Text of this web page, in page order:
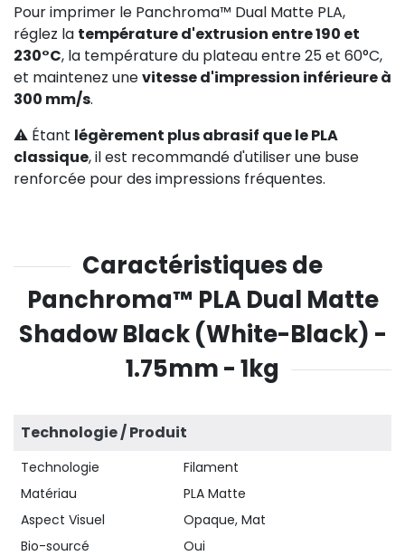
Pour imprimer le Panchroma™ Dual Matte PLA,
réglez la température d'extrusion entre 190 et
230°C, la température du plateau entre 25 et 60°C,
et maintenez unevitesse d'impression inférieure à
300 mm/s.
⚠️ Étant légèrement plus abrasif que le PLA
classique, il est recommandé d'utiliser une buse
renforcée pour des impressions fréquentes.
Caractéristiques de
Panchroma™ PLA Dual Matte
Shadow Black (White-Black) -
1.75mm - 1kg
Technologie / Produit
Technologie
Filament
Matériau
PLA Matte
Aspect Visuel
Opaque, Mat
Bio-sourcé
Oui